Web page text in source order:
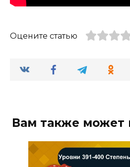
Оцените статью
Вам также может